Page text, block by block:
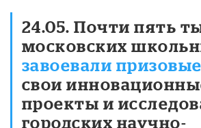
24.05. Почти пять
московских
завоевали
свои
проекты и
городских научно-